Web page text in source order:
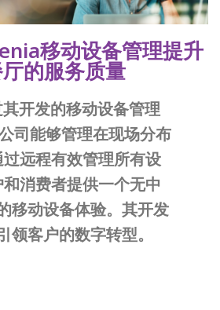
移动设备管理提升
的服务质量
开发的移动设备管理
司能够管理在现场分布
远程有效管理所有设
消费者提供一个无中
移动设备体验。其开发
领客户的数字转型。